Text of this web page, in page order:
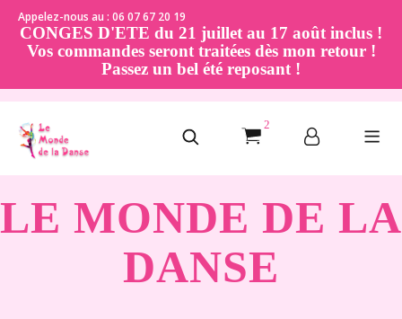
Appelez-nous au : 06 07 67 20 19
CONGES D'ETE du 21 juillet au 17 août inclus !
Vos commandes seront traitées dès mon retour !
Passez un bel été reposant !
2
LE MONDE DE LA
DANSE